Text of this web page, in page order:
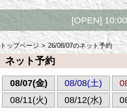
トップページ 26/08/07のネット予約
ネット予約
08/07(金) 08/08(土)
08/11(火)
08/12(水)